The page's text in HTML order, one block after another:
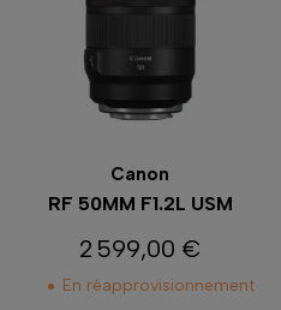
Canon
RF 50MM F1.2L USM
Prix
2 599,00 €
En réapprovisionnement